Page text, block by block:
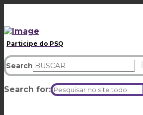
Participe do PSQ
Search
Search for: